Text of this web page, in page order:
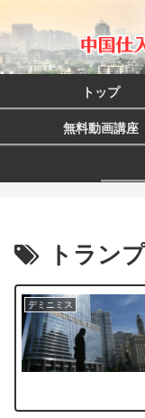
トップ
無料動画講座
トラン
デミニミス